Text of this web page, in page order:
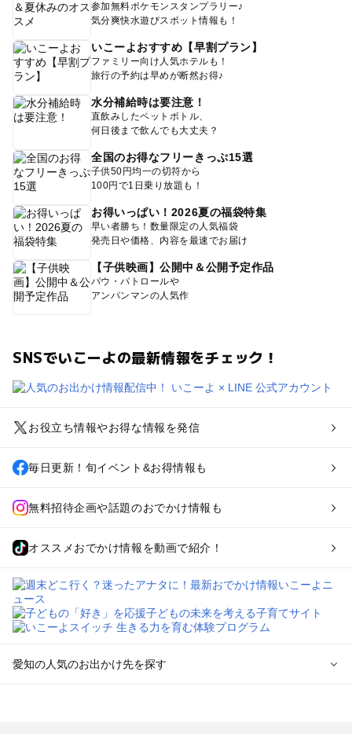
参加無料ポケモンスタンプラリー♪
気分爽快水遊びスポット情報も！
いこーよおすすめ【早割プラン】
ファミリー向け人気ホテルも！
旅行の予約は早めが断然お得♪
水分補給時は要注意！
直飲みしたペットボトル、
何日後まで飲んでも大丈夫？
全国のお得なフリーきっぷ15選
子供50円均一の切符から
100円で1日乗り放題も！
お得いっぱい！2026夏の福袋特集
早い者勝ち！数量限定の人気福袋
発売日や価格、内容を最速でお届け
【子供映画】公開中＆公開予定作品
パウ・パトロールや
アンパンマンの人気作
SNSでいこーよの最新情報をチェック！
お役立ち情報やお得な情報を発信
毎日更新！旬イベント&お得情報も
無料招待企画や話題のおでかけ情報も
オススメおでかけ情報を動画で紹介！
愛知の人気のお出かけ先を探す